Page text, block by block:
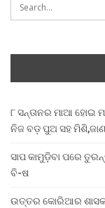
୮ ସନ୍ତାନର ମାଆ ହୋଇ
ନିଜ ବଡ଼ ପୁଅ ସହ
ସାପ କାମୁଡ଼ିବା ପରେ
ବି-ଷ
ଉତ୍ତର କୋରିଆର ଶାସକ